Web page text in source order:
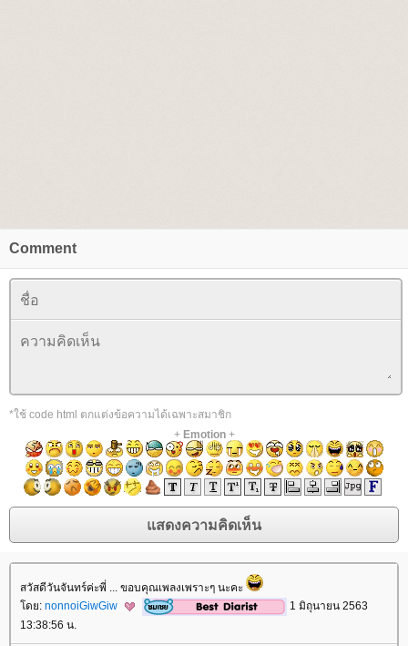
Comment
*ใช้ code html ตกแต่งข้อความได้เฉพาะสมาชิก
+ Emotion+
สวัสดีวันจันทร์ค่ะพี่ ... ขอบคุณเพลงเพราะๆ นะคะ
ดย: nonnoiGiwGiw
1 มิถุนายน 2563
13:38:56 น.